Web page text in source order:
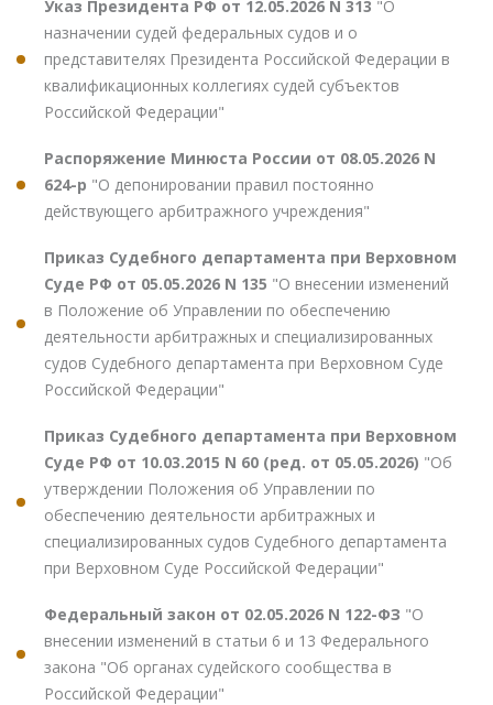
Указ Президента РФ от 12.05.2026 N 313 "О
назначении судей федеральных судов и о
представителях Президента Российской Федерации в
квалификационных коллегиях судей субъектов
Российской Федерации"
Распоряжение Минюста России от 08.05.2026 N
624-р "О депонировании правил постоянно
действующего арбитражного учреждения"
Приказ Судебного департамента при Верховном
Суде РФ от 05.05.2026 N 135 "О внесении изменений
в Положение об Управлении по обеспечению
деятельности арбитражных и специализированных
судов Судебного департамента при Верховном Суде
Российской Федерации"
Приказ Судебного департамента при Верховном
Суде РФ от 10.03.2015 N 60 (ред. от 05.05.2026) "Об
утверждении Положения об Управлении по
обеспечению деятельности арбитражных и
специализированных судов Судебного департамента
при Верховном Суде Российской Федерации"
Федеральный закон от 02.05.2026 N 122-ФЗ "О
внесении изменений в статьи 6 и 13 Федерального
закона "Об органах судейского сообщества в
Российской Федерации"